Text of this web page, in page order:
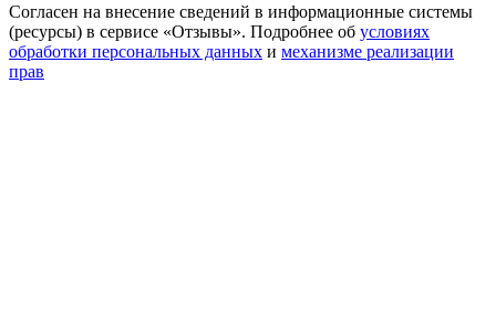
Согласен на внесение сведений в информационные системы
(ресурсы) в сервисе «Отзывы». Подробнее об условиях
обработки персональных данных и механизме реализации
прав